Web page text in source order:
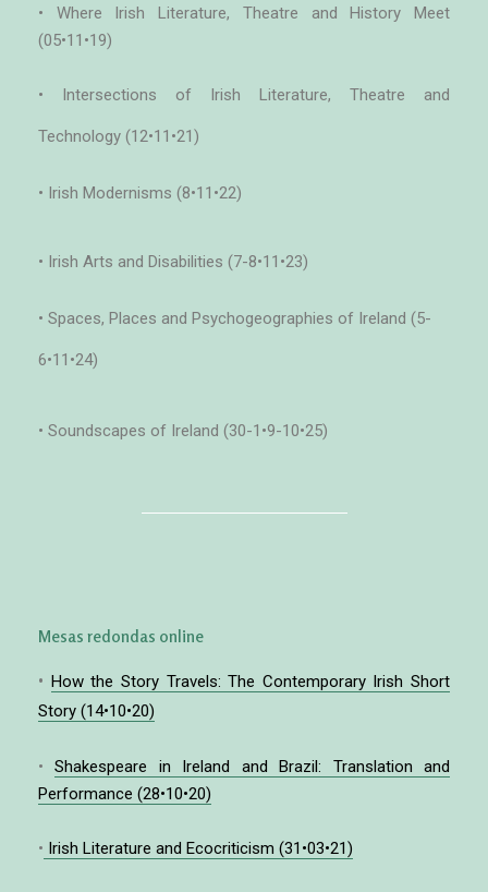
• Where Irish Literature, Theatre and History Meet
(05•11•19)
• Intersections of Irish Literature, Theatre and
Technology (12•11•21)
• Irish Modernisms (8•11•22)
• Irish Arts and Disabilities (7-8•11•23)
• Spaces, Places and Psychogeographies of Ireland (5-
6•11•24)
• Soundscapes of Ireland (30-1•9-10•25)
Mesas redondas online
• How the Story Travels: The Contemporary Irish Short
Story (14•10•20)
•Shakespeare in Ireland and Brazil: Translation and
Performance (28•10•20)
• Irish Literature and Ecocriticism (31•03•21)